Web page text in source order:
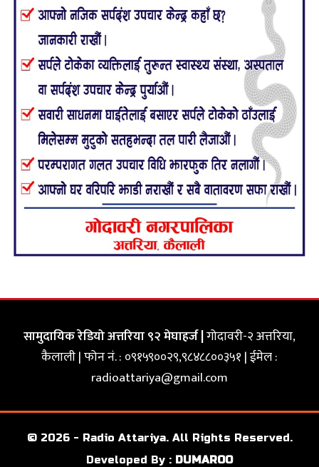
सामुदायिक रेडियो अत्तरिया ९२ मेघाहर्ज |गोदावरी-२ अत्तरिया,
कैलाली | फोन नं. : ०९१५९००२९,९८४८८००३५१ | ईमेल :
radioattariya@gmail.com
© 2026 - Radio Attariya. All Rights Reserved.
Developed By : DUMAROO